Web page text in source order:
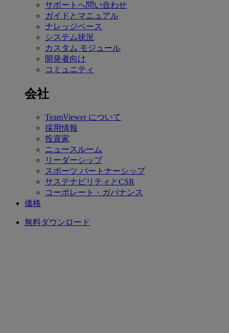
サポートへ問い合わせ
ガイドとマニュアル
ナレッジベース
システム状況
カスタム モジュール
開発者向け
コミュニティ
会社
TeamViewer について
採用情報
投資家
ニュースルーム
リーダーシップ
スポーツ パートナーシップ
サステナビリティとCSR
コーポレート・ガバナンス
価格
無料ダウンロード